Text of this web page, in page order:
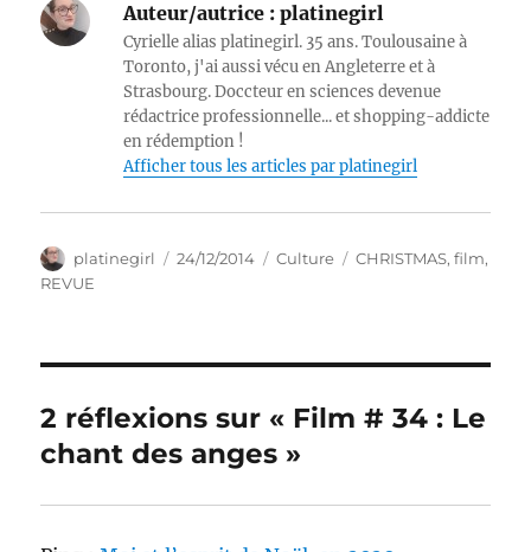
Auteur/autrice : platinegirl
Cyrielle alias platinegirl. 35 ans. Toulousaine à
Toronto, j'ai aussi vécu en Angleterre et à
Strasbourg. Doccteur en sciences devenue
rédactrice professionnelle... et shopping-addicte
en rédemption !
Afficher tous les articles par platinegirl
Auteur
platinegirl
Publié
24/12/2014 Catégories
Culture Étiquettes
CHRISTMAS,film,
REVUE
2 réflexions sur « Film # 34 : Le
chant des anges »